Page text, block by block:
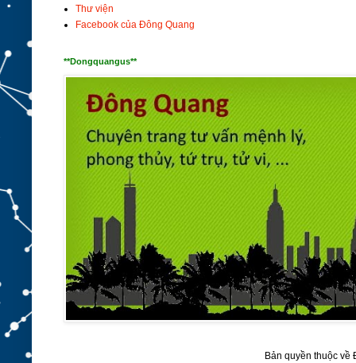
Thư viện
Facebook của Đông Quang
**Dongquangus**
Bản quyền thuộc